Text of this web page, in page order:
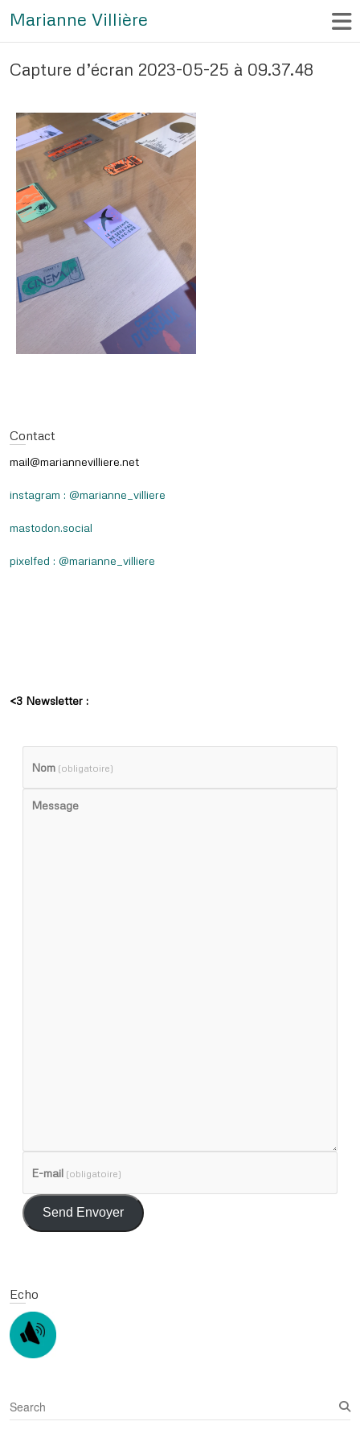
Marianne Villière
Capture d’écran 2023-05-25 à 09.37.48
Contact
mail@mariannevilliere.net
instagram : @marianne_villiere
mastodon.social
pixelfed : @marianne_villiere
<3 Newsletter :
Nom (obligatoire)
Message
E-mail (obligatoire)
Send Envoyer
Echo
S
e